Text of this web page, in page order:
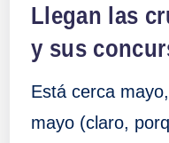
Llegan las
y sus
Está cerca
mayo (claro,